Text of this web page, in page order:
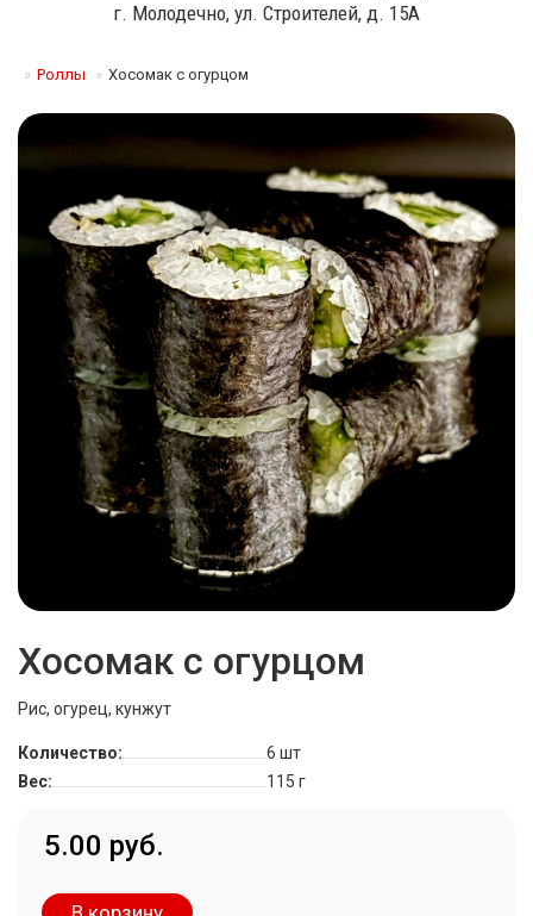
г. Молодечно, ул. Строителей, д. 15А
Роллы Хосомак с огурцом
Хосомак с огурцом
Рис, огурец, кунжут
Количество:
6 шт
Вес:
115 г
5.00 руб.